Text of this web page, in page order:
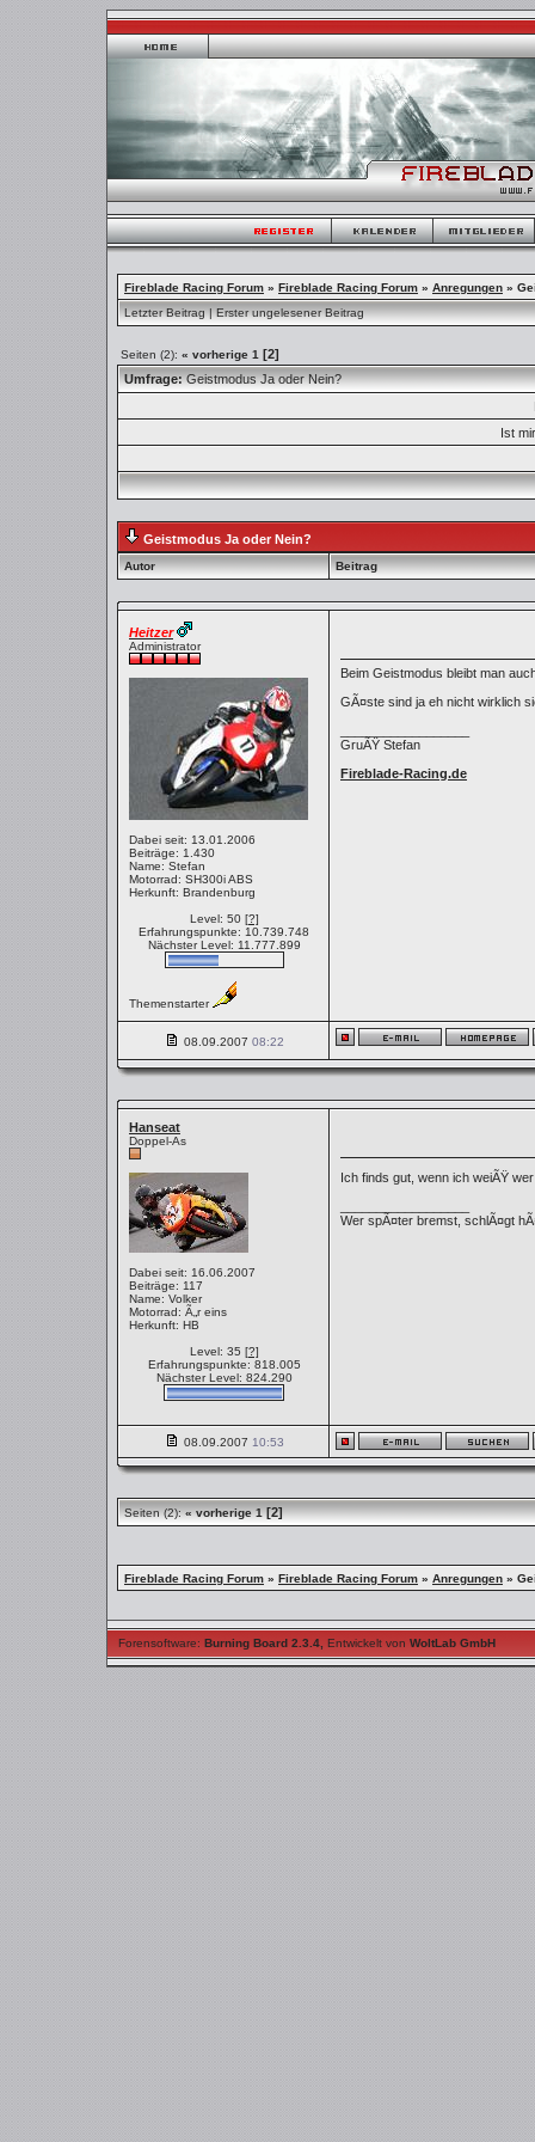
Fireblade Racing Forum » Fireblade Racing Forum » Anregungen »
Letzter Beitrag|Erster ungelesener Beitrag
Seiten (2): « vorherige 1 [2]
Umfrage:Geistmodus Ja oder Nein?
Ist
Geistmodus Ja oder Nein?
Autor Beitrag
Heitzer
Administrator
Dabei seit: 13.01.2006
Beiträge: 1.430
Name: Stefan
Motorrad: SH300i ABS
Herkunft: Brandenburg
Level: 50 [?]
Erfahrungspunkte: 10.739.748
Nächster Level: 11.777.899
Themenstarter
Beim Geistmodus bleibt man
GÃ¤ste sind ja eh nicht wirklich
GruÃŸ Stefan
Fireblade-Racing.de
08.09.2007 08:22
Hanseat
Doppel-As
Dabei seit: 16.06.2007
Beiträge: 117
Name: Volker
Motorrad: Ã„r eins
Herkunft: HB
Level: 35 [?]
Erfahrungspunkte: 818.005
Nächster Level: 824.290
Ich finds gut, wenn ich weiÃŸ
Wer spÃ¤ter bremst, schlÃ¤gt
08.09.2007 10:53
Seiten (2):« vorherige 1 [2]
Fireblade Racing Forum » Fireblade Racing Forum » Anregungen »
Forensoftware: Burning Board 2.3.4 Entwickelt von WoltLab GmbH